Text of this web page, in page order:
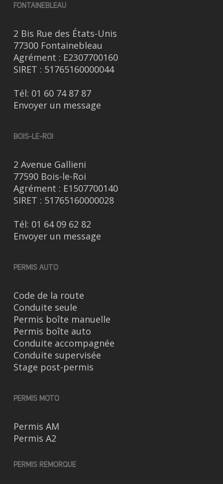
FONTAINEBLEAU
2 Bis Rue des États-Unis
77300 Fontainebleau
Agrément : E2307700160
SIRET : 51765160000044
Tél: 01 60 74 87 87
Envoyer un message
BOIS-LE-ROI
2 Avenue Gallieni
77590 Bois-le-Roi
Agrément : E1507700140
SIRET : 51765160000028
Tél: 01 64 09 62 82
Envoyer un message
PERMIS AUTO
Code de la route
Conduite seule
Permis boîte manuelle
Permis boîte auto
Conduite accompagnée
Conduite supervisée
Stage post-permis
PERMIS MOTO
Permis AM
Permis A2
PERMIS REMORQUE